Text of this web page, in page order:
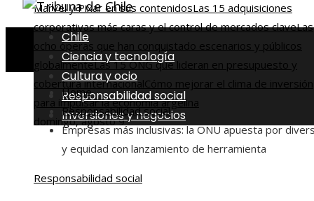
Marvel y Pixar en sus contenidosLas 15 adquisiciones
corporativas más caras y el control de mercados claveLas
ocho óperas que han conquistado escenarios y públicos
globalmenteLas 15 ONG que lideran en presupuesto y
cobertura internacionalCómo mejorar el clima de inversión
para impulsar la economía argelina
domingo, agosto 9
Chile
Ciencia y tecnología
Cultura y ocio
Responsabilidad social
Inversiones y negocios
Home
Responsabilidad social
Empresas más inclusivas: la ONU apuesta por
y equidad con lanzamiento de herramienta
Responsabilidad social